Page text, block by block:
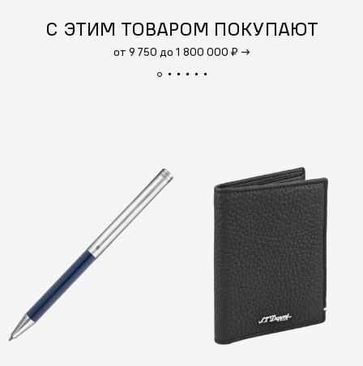
С ЭТИМ ТОВАРОМ ПОКУПАЮТ
от 9 750 до 1 800 000 ₽ →